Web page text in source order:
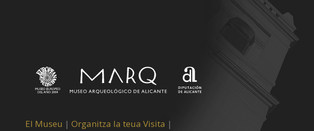
El Museu | Organitza la teua Visita |